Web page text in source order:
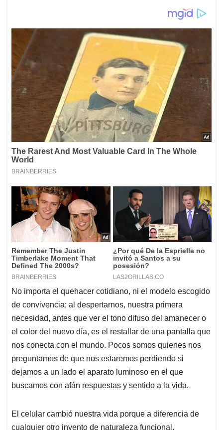
No importa el quehacer cotidiano, ni el modelo escogido
de convivencia; al despertarnos, nuestra primera
necesidad, antes que ver el tono difuso del amanecer o
el color del nuevo día, es el restallar de una pantalla que
nos conecta con el mundo. Pocos somos quienes nos
preguntamos de que nos estaremos perdiendo si
dejamos a un lado el aparato luminoso en el que
buscamos con afán respuestas y sentido a la vida.
El celular cambió nuestra vida porque a diferencia de
cualquier otro invento de naturaleza funcional,